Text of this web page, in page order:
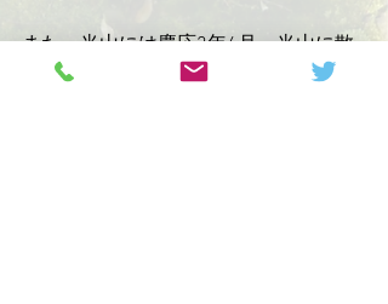
また，当山には慶応2年4月，当山に散
華した吉良の仁吉の碑，その仁吉を倒